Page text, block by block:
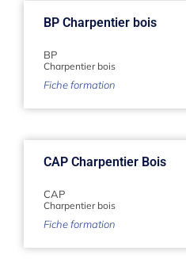
BP Charpentier bois
BP
Charpentier bois
Fiche formation
CAP Charpentier Bois
CAP
Charpentier bois
Fiche formation